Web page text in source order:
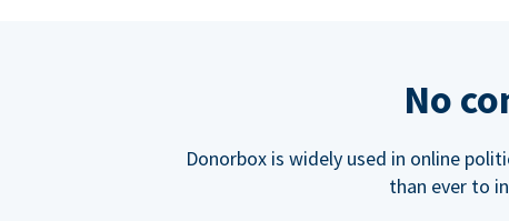
No
Donorbox is widely used in online
than ever to